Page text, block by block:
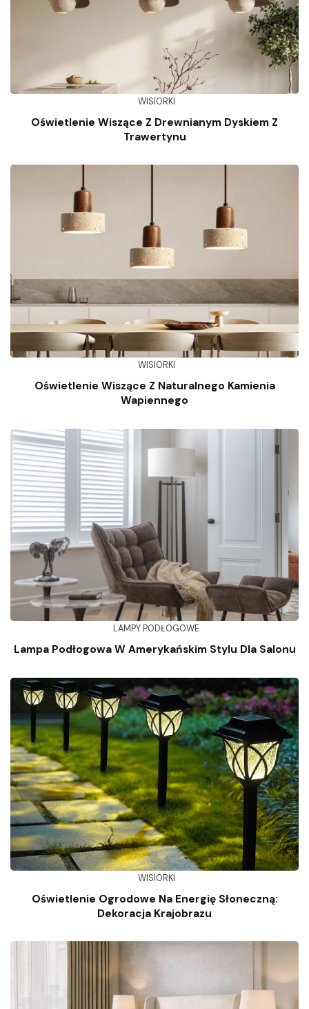
WISIORKI
Oświetlenie Wiszące Z Drewnianym Dyskiem Z
Trawertynu
WISIORKI
Oświetlenie Wiszące Z Naturalnego Kamienia
Wapiennego
LAMPY PODŁOGOWE
Lampa Podłogowa W Amerykańskim Stylu Dla Salonu
WISIORKI
Oświetlenie Ogrodowe Na Energię Słoneczną:
Dekoracja Krajobrazu